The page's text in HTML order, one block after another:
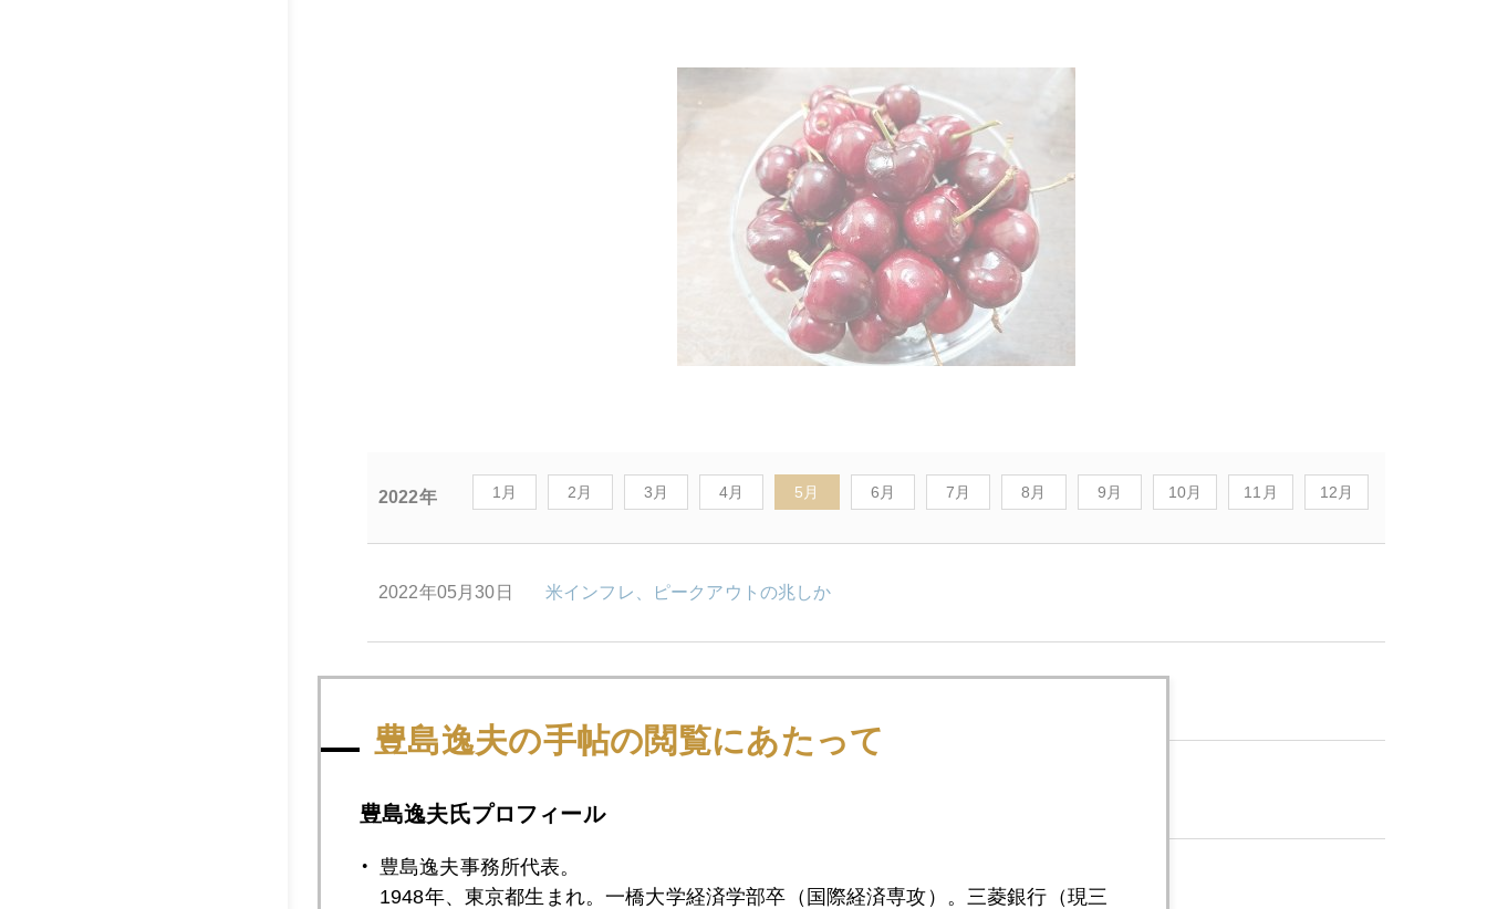
2022年 1月 2月 3月 4月 5月 6月 7月 8月 9月 10月 11月 12月
2022年05月30日 米インフレ、ピークアウトの兆しか
2022年05月25日 ロシア国債デフォルトの可能性
豊島逸夫の手帖の閲覧にあたって
豊島逸夫氏プロフィール
豊島逸夫事務所代表。
1948年、東京都生まれ。一橋大学経済学部卒（国際経済専攻）。三菱銀行（現三